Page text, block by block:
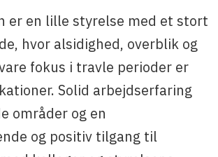
er en lille styrelse med et stort
hvor alsidighed, overblik og
fokus i travle perioder er
Solid arbejdserfaring
områder og en
og positiv tilgang til